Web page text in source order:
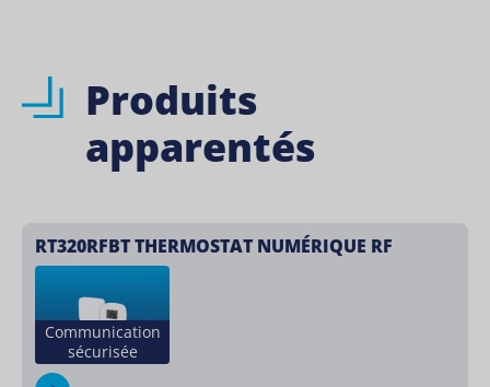
Produits
apparentés
RT320RFBT THERMOSTAT NUMÉRIQUE RF
Communication
sécurisée